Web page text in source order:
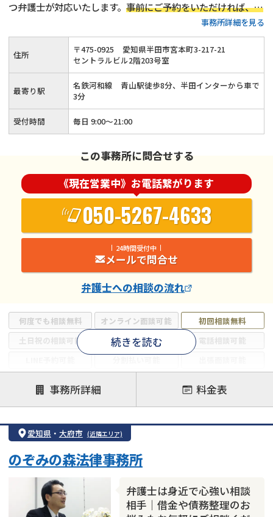
つ弁護士が対応いたします。 事前にご予約をいただければ、平
日18時以降や、土日祝日のご相談にも対応可能です。プライ
バシーを守る完全個室を完備しています。どうぞお気軽にご相
談ください。
事務所詳細を見る
何度でも相談無料 オンライン面談可能
初回相談無料
土日祝の相談可能
19時以降電話可能
電話相談可能
借金返済相談・交渉
自己破産
任意整理
個人再生
時効援用
会社破産・法人破産
住宅ローン
カードローン
続きを読む
住所 〒475-0925
愛知県半田市宮本町3-217-21
セントラルビル2階203号室
最寄り駅
名鉄河和線 青山駅徒歩8分、半田インターから車で
3分
受付時間 毎日 9:00～21:00
この事務所に問合せする
《現在営業中》お電話繋がります
050-5267-4633
24時間受付中
メールで問合せ
弁護士への相談の流れ
事務所詳細 料金表
愛知県 ・ 大府市 (近隣エリア)
弁護士は身近で心強い相談
相手｜借金や債務整理のお
のぞみの森法律事務所